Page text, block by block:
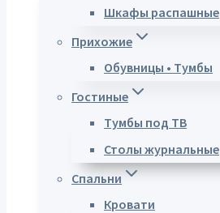
Шкафы распашные
Прихожие
Обувницы • Тумбы
Гостиные
Тумбы под ТВ
Столы журнальные
Спальни
Кровати